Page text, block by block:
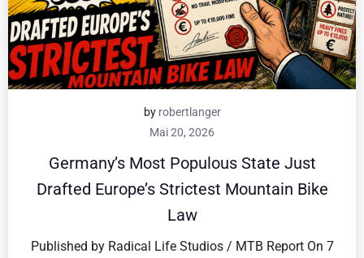
by robertlanger
Mai 20, 2026
Germany’s Most Populous State Just
Drafted Europe’s Strictest Mountain Bike
Law
Published by Radical Life Studios / MTB Report On 7